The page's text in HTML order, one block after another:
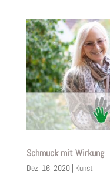
Schmuck mit Wirkung
Dez. 16, 2020| Kunst